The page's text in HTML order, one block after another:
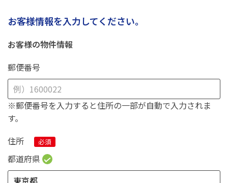
お客様情報を入力してください。
お客様の物件情報
郵便番号
※郵便番号を入力すると住所の一部が自動で入力されま
す。
住所
都道府県